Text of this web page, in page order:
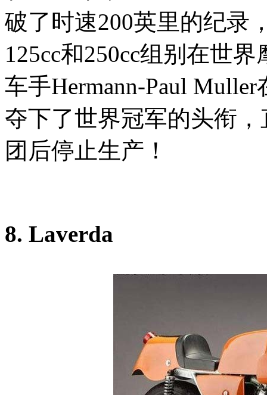
破了时速200英里的纪录
125cc和250cc组别在世
车手Hermann-Paul
夺下了世界冠军的头衔
团后停止生产！
8. Laverda